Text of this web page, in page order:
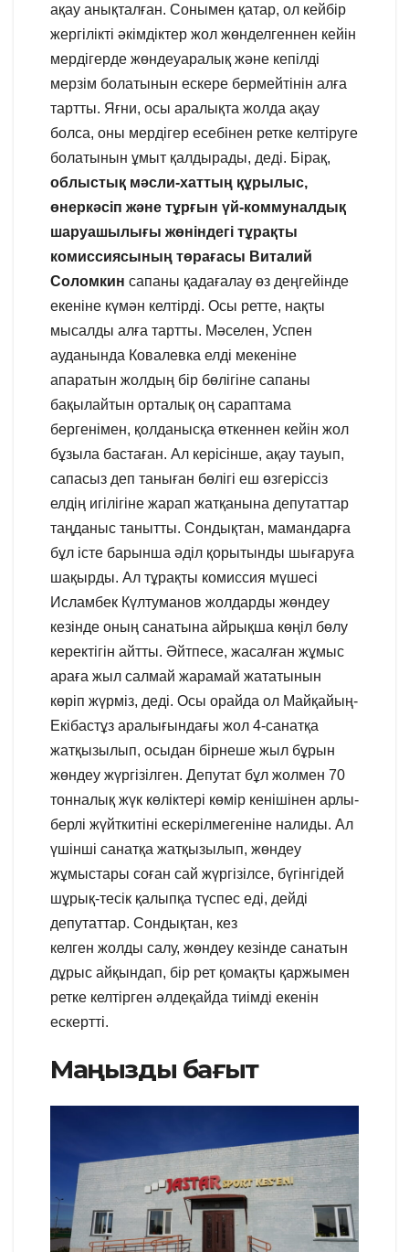
ақау анықталған. Сонымен қатар, ол кейбір
жергілікті әкімдіктер жол жөнделгеннен кейін
мердігерде жөндеуаралық және кепілді
мерзім болатынын ескере бермейтінін алға
тартты. Яғни, осы аралықта жолда ақау
болса, оны мердігер есебінен ретке келтіруге
болатынын ұмыт қалдырады, деді. Бірақ,
облыстық мәсли-хаттың құрылыс,
өнеркәсіп және тұрғын үй-коммуналдық
шаруашылығы жөніндегі тұрақты
комиссиясының төрағасы Виталий
Соломкин сапаны қадағалау өз деңгейінде
екеніне күмән келтірді. Осы ретте, нақты
мысалды алға тартты. Мәселен, Успен
ауданында Ковалевка елді мекеніне
апаратын жолдың бір бөлігіне сапаны
бақылайтын орталық оң сараптама
бергенімен, қолданысқа өткеннен кейін жол
бұзыла бастаған. Ал керісінше, ақау тауып,
сапасыз деп таныған бөлігі еш өзгеріссіз
елдің игілігіне жарап жатқанына депутаттар
таңданыс танытты. Сондықтан, мамандарға
бұл істе барынша әділ қорытынды шығаруға
шақырды. Ал тұрақты комиссия мүшесі
Исламбек Күлтуманов жолдарды жөндеу
кезінде оның санатына айрықша көңіл бөлу
керектігін айтты. Әйтпесе, жасалған жұмыс
араға жыл салмай жарамай жататынын
көріп жүрміз, деді. Осы орайда ол Майқайың-
Екібастұз аралығындағы жол 4-санатқа
жатқызылып, осыдан бірнеше жыл бұрын
жөндеу жүргізілген. Депутат бұл жолмен 70
тонналық жүк көліктері көмір кенішінен арлы-
берлі жүйткитіні ескерілмегеніне налиды. Ал
үшінші санатқа жатқызылып, жөндеу
жұмыстары соған сай жүргізілсе, бүгінгідей
шұрық-тесік қалыпқа түспес еді, дейді
депутаттар. Сондықтан, кез
келген жолды салу, жөндеу кезінде санатын
дұрыс айқындап, бір рет қомақты қаржымен
ретке келтірген әлдеқайда тиімді екенін
ескертті.
Маңызды бағыт